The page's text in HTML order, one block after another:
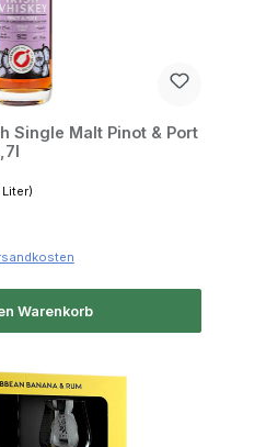
Single Malt Pinot & Port
Warenkorb